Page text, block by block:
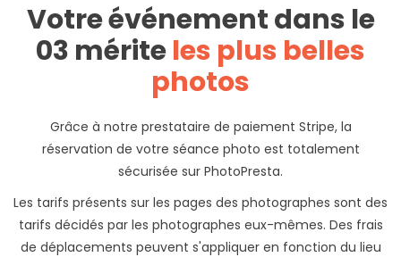
Votre événement dans le
03 mériteles plus belles
photos
Grâce à notre prestataire de paiement Stripe, la
réservation de votre séance photo est totalement
sécurisée sur PhotoPresta.
Les tarifs présents sur les pages des photographes sont des
tarifs décidés par les photographes eux-mêmes. Des frais
de déplacements peuvent s'appliquer en fonction du lieu